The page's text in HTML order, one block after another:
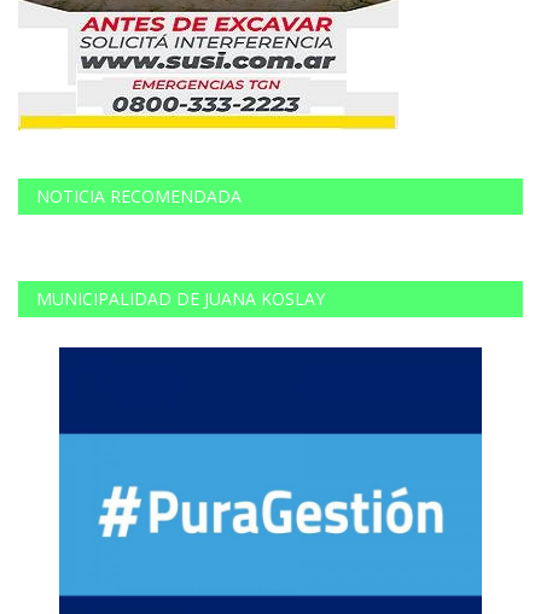
NOTICIA RECOMENDADA
MUNICIPALIDAD DE JUANA KOSLAY